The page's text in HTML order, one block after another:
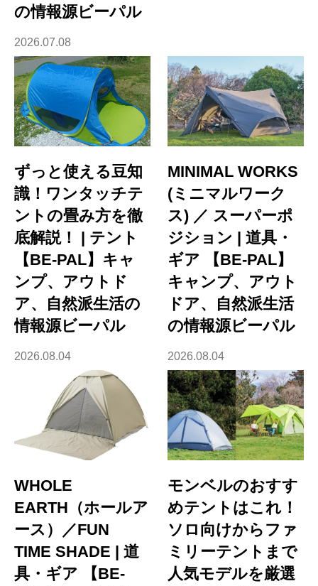
の情報源ビーパル
2026.07.08
ずっと使える豆知
識！ワンタッチテ
ントの畳み方を徹
底解説！ | テント
【BE-PAL】キャ
ンプ、アウトド
ア、自然派生活の
情報源ビーパル
2026.08.04
MINIMAL WORKS
(ミニマルワーク
ス) ／ スーパーポ
ジション | 道具・
ギア 【BE-PAL】
キャンプ、アウト
ドア、自然派生活
の情報源ビーパル
2026.08.04
WHOLE
EARTH（ホールア
ース）／FUN
TIME SHADE | 道
具・ギア 【BE-
モンベルのおすす
めテントはこれ！
ソロ向けからファ
ミリーテントまで
人気モデルを厳選